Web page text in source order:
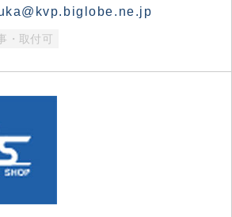
・取付可